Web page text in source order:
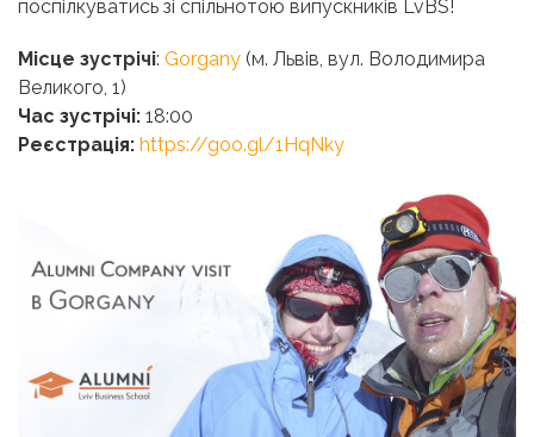
поспілкуватись зі спільнотою випускників LvBS!
Місце зустрічі: Gorgany (м. Львів, вул. Володимира
Великого, 1)
Час зустрічі: 18:00
Реєстрація: https://goo.gl/1HqNky